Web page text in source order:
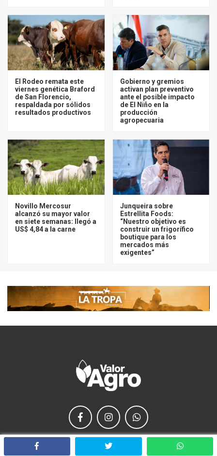
El Rodeo remata este
viernes genética Braford
de San Florencio,
respaldada por sólidos
resultados productivos
Gobierno y gremios
activan plan preventivo
ante el posible impacto
de El Niño en la
producción
agropecuaria
Novillo Mercosur
alcanzó su mayor valor
en siete semanas: llegó a
US$ 4,84 a la carne
Junqueira sobre
Estrellita Foods:
“Nuestro objetivo es
construir un frigorífico
boutique para los
mercados más
exigentes”